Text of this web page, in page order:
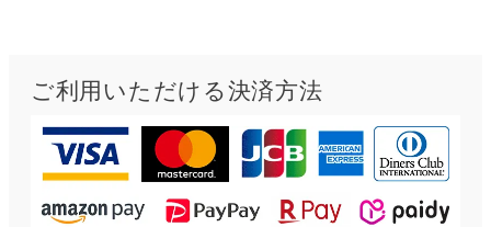
ご利用いただける決済方法